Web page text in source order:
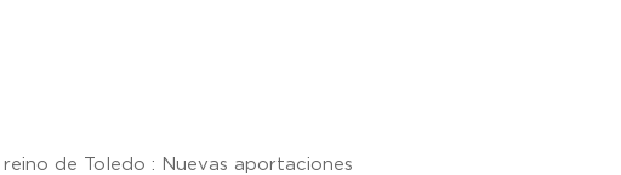
de Toledo : Nuevas aportaciones